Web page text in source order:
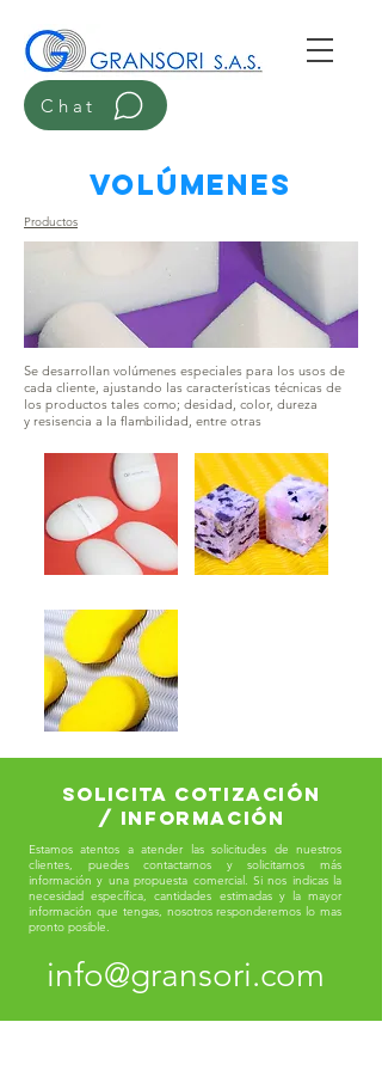
Chat
Volúmenes
Productos
Se desarrollan volúmenes especiales para los usos de
cada cliente, ajustando las características técnicas de
los productos tales como; desidad, color, dureza
y resisencia a la flambilidad, entre otras
solicita cotización
/ información
Estamos atentos a atender las solicitudes de nuestros
clientes, puedes contactarnos y solicitarnos más
información y una propuesta comercial. Si nos indicas la
necesidad específica, cantidades estimadas y la mayor
información que tengas, nosotros responderemos lo mas
pronto posible.
info@gransori.com